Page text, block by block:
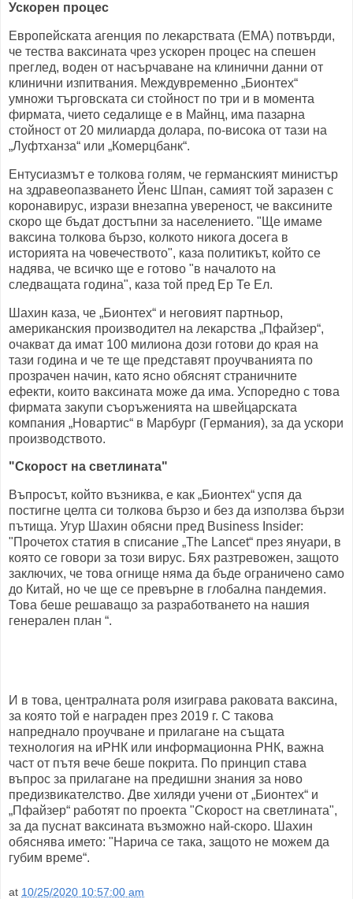
Ускорен процес
Европейската агенция по лекарствата (EMA) потвърди,
че тества ваксината чрез ускорен процес на спешен
преглед, воден от насърчаване на клинични данни от
клинични изпитвания. Междувременно „Бионтех“
умножи търговската си стойност по три и в момента
фирмата, чието седалище е в Майнц, има пазарна
стойност от 20 милиарда долара, по-висока от тази на
„Луфтханза“ или „Комерцбанк“.
Ентусиазмът е толкова голям, че германският министър
на здравеопазването Йенс Шпан, самият той заразен с
коронавирус, изрази внезапна увереност, че ваксините
скоро ще бъдат достъпни за населението. "Ще имаме
ваксина толкова бързо, колкото никога досега в
историята на човечеството", каза политикът, който се
надява, че всичко ще е готово "в началото на
следващата година", каза той пред Ер Те Ел.
Шахин каза, че „Бионтех“ и неговият партньор,
американския производител на лекарства „Пфайзер“,
очакват да имат 100 милиона дози готови до края на
тази година и че те ще представят проучванията по
прозрачен начин, като ясно обяснят страничните
ефекти, които ваксината може да има. Успоредно с това
фирмата закупи съоръженията на швейцарската
компания „Новартис“ в Марбург (Германия), за да ускори
производството.
"Скорост на светлината"
Въпросът, който възниква, е как „Бионтех“ успя да
постигне целта си толкова бързо и без да използва бързи
пътища. Угур Шахин обясни пред Business Insider:
"Прочетох статия в списание „The Lancet“ през януари, в
която се говори за този вирус. Бях разтревожен, защото
заключих, че това огнище няма да бъде ограничено само
до Китай, но че ще се превърне в глобална пандемия.
Това беше решаващо за разработването на нашия
генерален план “.
И в това, централната роля изиграва раковата ваксина,
за която той е награден през 2019 г. С такова
напреднало проучване и прилагане на същата
технология на иРНК или информационна РНК, важна
част от пътя вече беше покрита. По принцип става
въпрос за прилагане на предишни знания за ново
предизвикателство. Две хиляди учени от „Бионтех“ и
„Пфайзер“ работят по проекта "Скорост на светлината",
за да пуснат ваксината възможно най-скоро. Шахин
обяснява името: "Нарича се така, защото не можем да
губим време“.
at 10/25/2020 10:57:00 am